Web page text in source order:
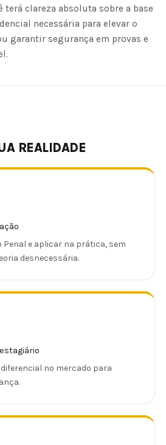
terá clareza absoluta sobre a base
necessária para elevar o
garantir segurança em provas e
REALIDADE
Penal e aplicar na prática, sem
desnecessária.
no mercado para